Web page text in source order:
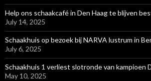
Help ons schaakcafé in Den Haag te blijven
July 14, 2025
Schaakhuis op bezoek bij NARVA lustrum in
July 6, 2025
Schaakhuis 1 verliest slotronde van kampioen
May 10, 2025